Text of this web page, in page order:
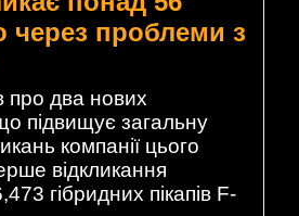
через проблеми з
про два нових
підвищує загальну
компанії цього
відкликання
гібридних пікапів F-